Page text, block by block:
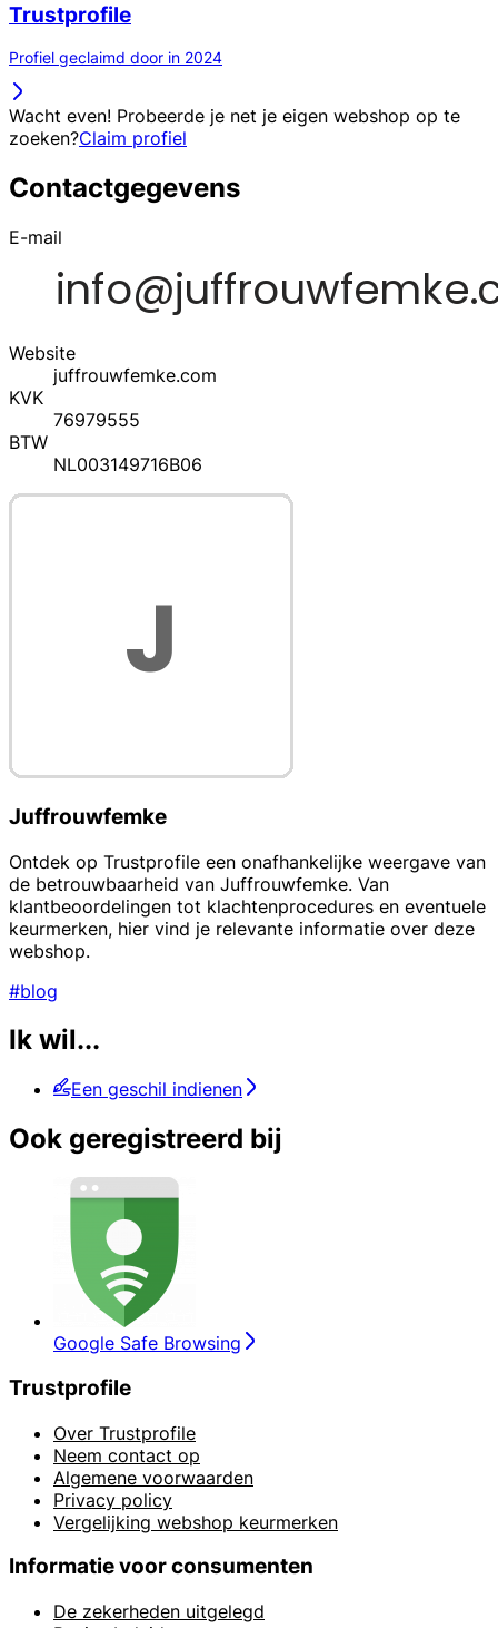
Trustprofile
Profiel geclaimd door in 2024
Wacht even! Probeerde je net je eigen webshop op te
zoeken?Claim profiel
Contactgegevens
E-mail
Website
juffrouwfemke.com
KVK
76979555
BTW
NL003149716B06
Juffrouwfemke
Ontdek op Trustprofile een onafhankelijke weergave van
de betrouwbaarheid van Juffrouwfemke. Van
klantbeoordelingen tot klachtenprocedures en eventuele
keurmerken, hier vind je relevante informatie over deze
webshop.
#blog
Ik wil...
Een geschil indienen
Ook geregistreerd bij
Google Safe Browsing
Trustprofile
Over Trustprofile
Neem contact op
Algemene voorwaarden
Privacy policy
Vergelijking webshop keurmerken
Informatie voor consumenten
De zekerheden uitgelegd